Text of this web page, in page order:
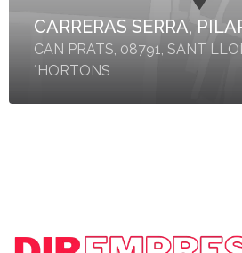
CARRERAS SERRA,
CAN PRATS, 08791, SANT
´HORTONS